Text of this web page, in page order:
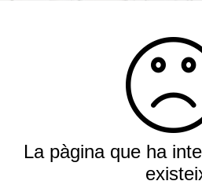
La pàgina que ha